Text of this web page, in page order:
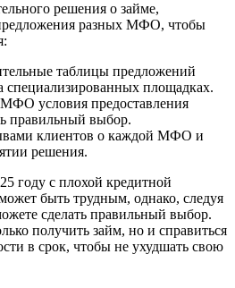
решения о займе,
разных МФО, чтобы
таблицы предложений
площадках.
условия предоставления
правильный выбор.
клиентов о каждой МФО и
решения.
году с плохой кредитной
быть трудным, однако, следуя
сделать правильный выбор.
получить займ, но и справиться
в срок, чтобы не ухудшать свою